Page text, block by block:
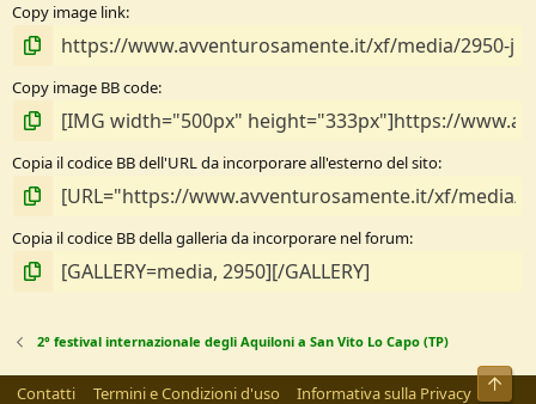
Copy image link
Copy image BB code
Copia il codice BB dell'URL da incorporare all'esterno del sito
Copia il codice BB della galleria da incorporare nel forum
2° festival internazionale degli Aquiloni a San Vito Lo Capo (TP)
Contatti Termini e Condizioni d'uso Informativa sulla Privacy
Alto